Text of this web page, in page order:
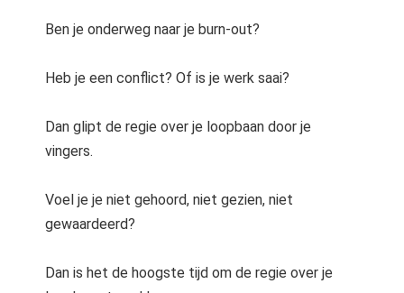
Ben je onderweg naar je burn-out?
Heb je een conflict? Of is je werk saai?
Dan glipt de regie over je loopbaan door je
vingers.
Voel je je niet gehoord, niet gezien, niet
gewaardeerd?
Dan is het de hoogste tijd om de regie over je